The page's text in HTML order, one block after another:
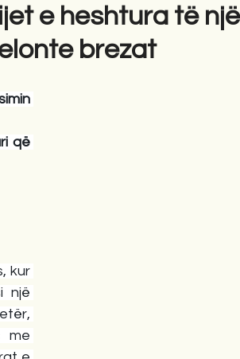
Romane English
e heshtura të një
brezat
që
kur
një
me